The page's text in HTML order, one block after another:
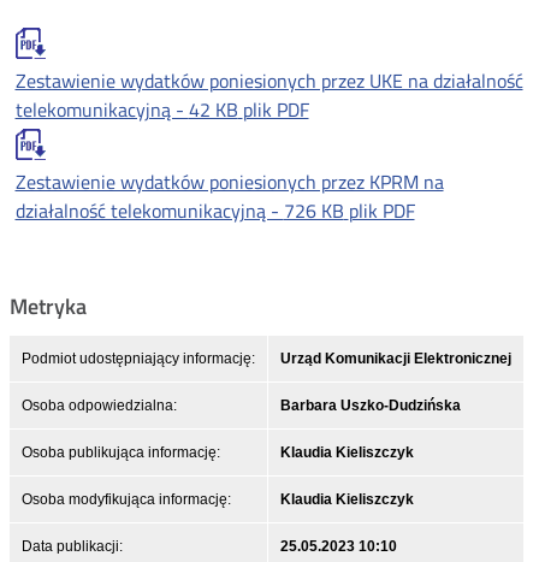
Zestawienie wydatków poniesionych przez UKE na działalność
telekomunikacyjną - 42 KB plik PDF
Zestawienie wydatków poniesionych przez KPRM na
działalność telekomunikacyjną - 726 KB plik PDF
Metryka
Podmiot udostępniający informację: Urząd Komunikacji Elektronicznej
Osoba odpowiedzialna: Barbara Uszko-Dudzińska
Osoba publikująca informację: Klaudia Kieliszczyk
Osoba modyfikująca informację: Klaudia Kieliszczyk
Data publikacji: 25.05.2023 10:10